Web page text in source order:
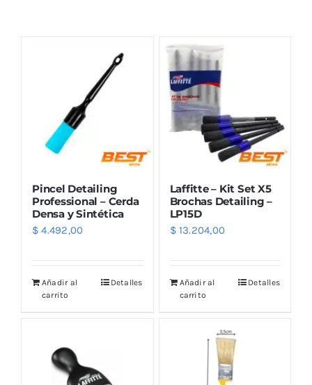
Mayorista
Marcas
Pincel Detailing
Professional – Cerda
Densa y Sintética
$ 4.492,00
Añadir al
carrito
Detalles
Laffitte – Kit Set X5
Brochas Detailing –
LP15D
$13.204,00
Añadir al
carrito
Detalles